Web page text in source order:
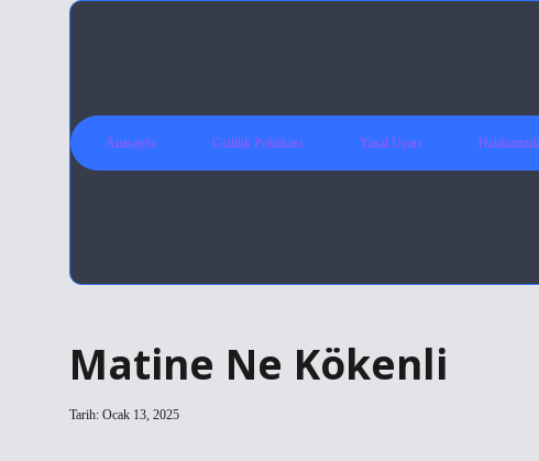
Anasayfa Gizlilik Politikası Yasal Uyarı
Matine Ne Kökenli
Tarih: Ocak 13, 2025